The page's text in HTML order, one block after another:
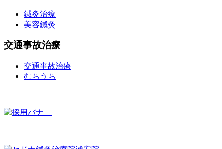
鍼灸治療
美容鍼灸
交通事故治療
交通事故治療
むちうち